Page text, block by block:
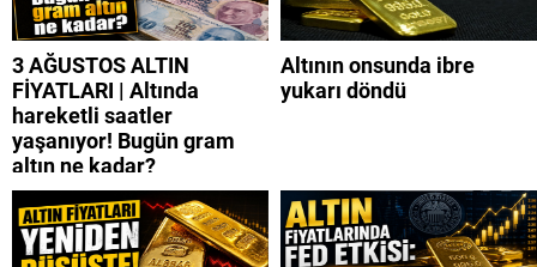
3 AĞUSTOS ALTIN
FİYATLARI | Altında
hareketli saatler
yaşanıyor! Bugün gram
altın ne kadar?
Altının onsunda ibre
yukarı döndü